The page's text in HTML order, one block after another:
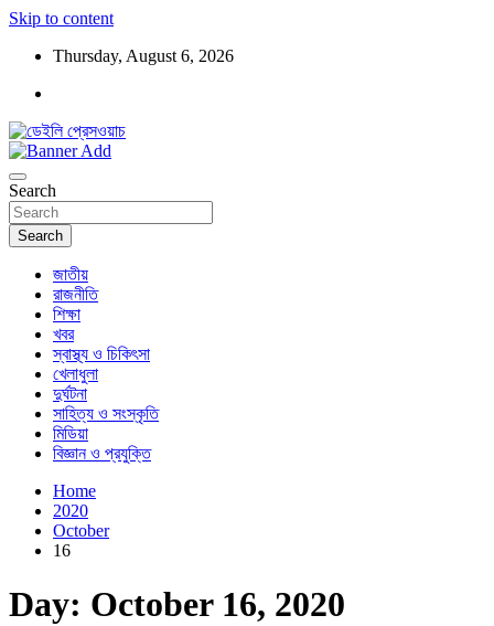
Skip to content
Thursday, August 6, 2026
ডেইলি প্রেসওয়াচ
Search
Search
জাতীয়
রাজনীতি
শিক্ষা
খবর
স্বাস্থ্য ও চিকিৎসা
খেলাধুলা
দুর্ঘটনা
সাহিত্য ও সংস্কৃতি
মিডিয়া
বিজ্ঞান ও প্রযুক্তি
Home
2020
October
16
Day: October 16, 2020